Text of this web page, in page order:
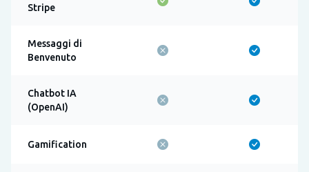
Stripe
Messaggi di
Benvenuto
Chatbot IA
(OpenAI)
Gamification